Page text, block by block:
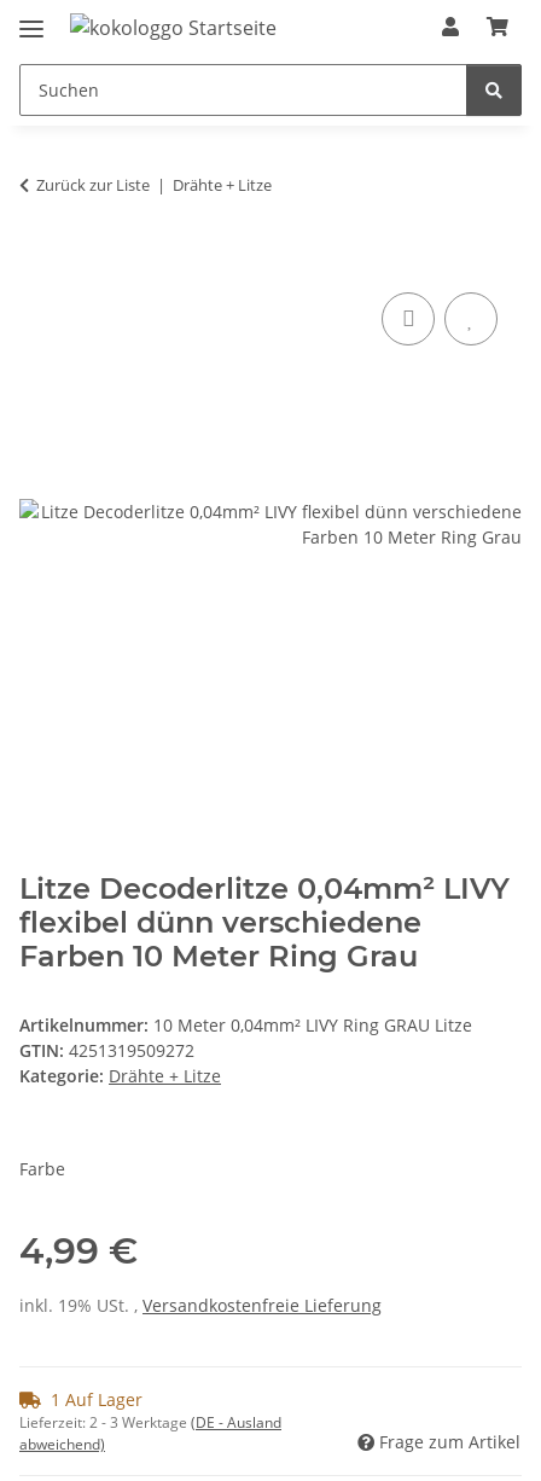
Zurück zur Liste Drähte + Litze
Litze Decoderlitze 0,04mm² LIVY
flexibel dünn verschiedene
Farben 10 Meter Ring Grau
Artikelnummer: 10 Meter 0,04mm² LIVY Ring GRAU Litze
GTIN: 4251319509272
Kategorie: Drähte + Litze
Farbe
4,99 €
inkl. 19% USt. , Versandkostenfreie Lieferung
1 Auf Lager
Lieferzeit:2 - 3 Werktage (DE - Ausland
abweichend)
Frage zum Artikel